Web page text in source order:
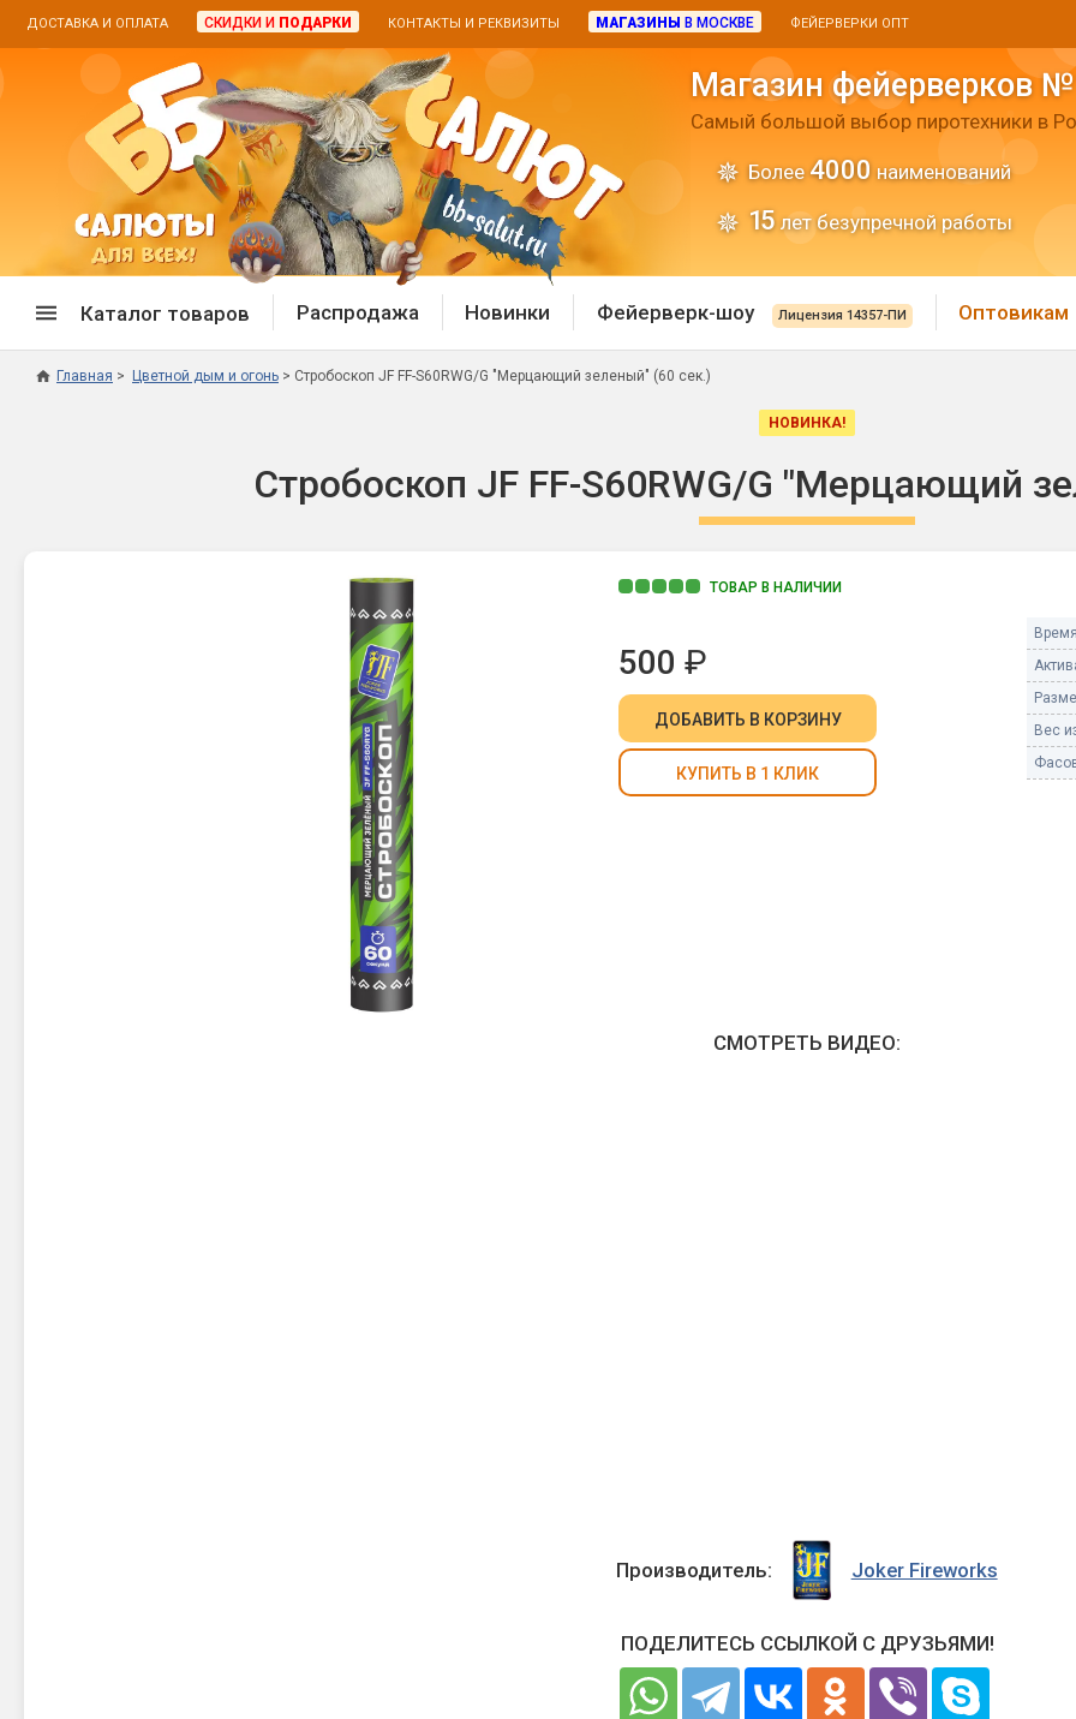
ДОСТАВКА И ОПЛАТА СКИДКИ И ПОДАРКИ КОНТАКТЫ И РЕКВИЗИТЫ МАГАЗИНЫ В МОСКВЕ ФЕЙЕРВЕРКИ ОПТ
Магазин фейерверков
Самый большой выбор пиротехники в
Более 4000 наименований
15 лет безупречной работы
Каталог товаров
Распродажа бенгальских огней
Цветной дым
Римские свечи
Хлопушки и
Маленькие хлопушки
Бенгальские огни малые
Бенгальские огни большие
Фонтаны
Фестивальные шары
Распродажа Новинки Фейерверк-шоу Лицензия 14357-ПИ Оптовикам
Главная Цветной дым и огонь Стробоскоп JF FF-S60RWG/G "Мерцающий зеленый" (60 сек.)
НОВИНКА!
Стробоскоп JF FF-S60RWG/G "Мерцающий
ТОВАР В НАЛИЧИИ
500 ₽
ДОБАВИТЬ В КОРЗИНУ
КУПИТЬ В 1 КЛИК
Вес
СМОТРЕТЬ ВИДЕО:
Производитель: Joker Fireworks
ПОДЕЛИТЕСЬ ССЫЛКОЙ С ДРУЗЬЯМИ!